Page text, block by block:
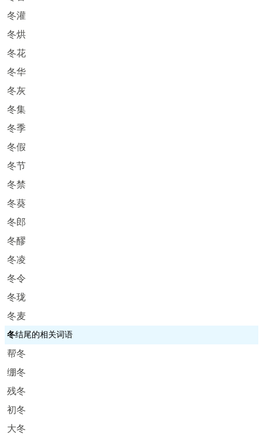
冬灌
冬烘
冬花
冬华
冬灰
冬集
冬季
冬假
冬节
冬禁
冬葵
冬郎
冬醪
冬凌
冬令
冬珑
冬麦
冬结尾的相关词语
帮冬
绷冬
残冬
初冬
大冬